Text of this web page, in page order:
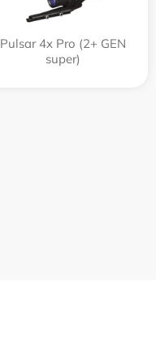
Pulsar 4x Pro (2+ GEN
super)